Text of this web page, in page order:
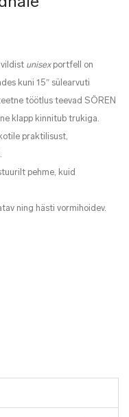
vildist unisexportfell on
kuni 15ʺ sülearvuti
töötlus teevad SÖREN
klapp kinnitub trukiga.
praktilisust,
pehme, kuid
ning hästi vormihoidev.